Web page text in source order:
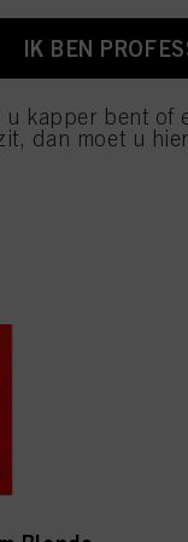
IK BEN
u kapper bent of
dan moet u
voettekst (sectie
toekomst intrekken
cookies die op deze
raadplegen door
Als u op "Cookie-
toestaan voor een of
van cookies en met
alleen cookies